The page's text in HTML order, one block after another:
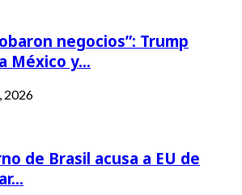
negocios”: Trump
México y…
2026
de Brasil acusa a EU de